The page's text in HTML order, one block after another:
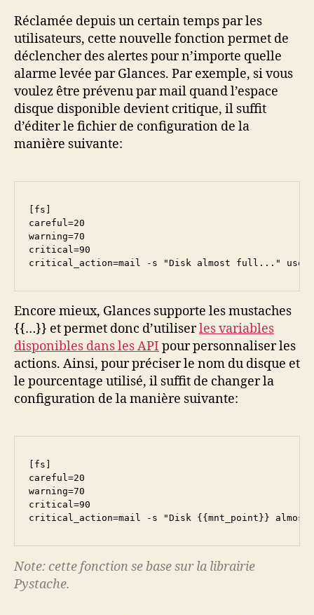
Réclamée depuis un certain temps par les
utilisateurs, cette nouvelle fonction permet de
déclencher des alertes pour n’importe quelle
alarme levée par Glances. Par exemple, si vous
voulez être prévenu par mail quand l’espace
disque disponible devient critique, il suffit
d’éditer le fichier de configuration de la
manière suivante:
[fs]
careful=20
warning=70
critical=90
Encore mieux, Glances supporte les mustaches
{{…}} et permet donc d’utiliserles variables
disponibles dans les API pour personnaliser les
actions. Ainsi, pour préciser le nom du disque et
le pourcentage utilisé, il suffit de changer la
configuration de la manière suivante:
[fs]
careful=20
warning=70
critical=90
critical_action=mail -s "Disk {{mnt_point}} almost
Note: cette fonction se base sur la librairie
Pystache.